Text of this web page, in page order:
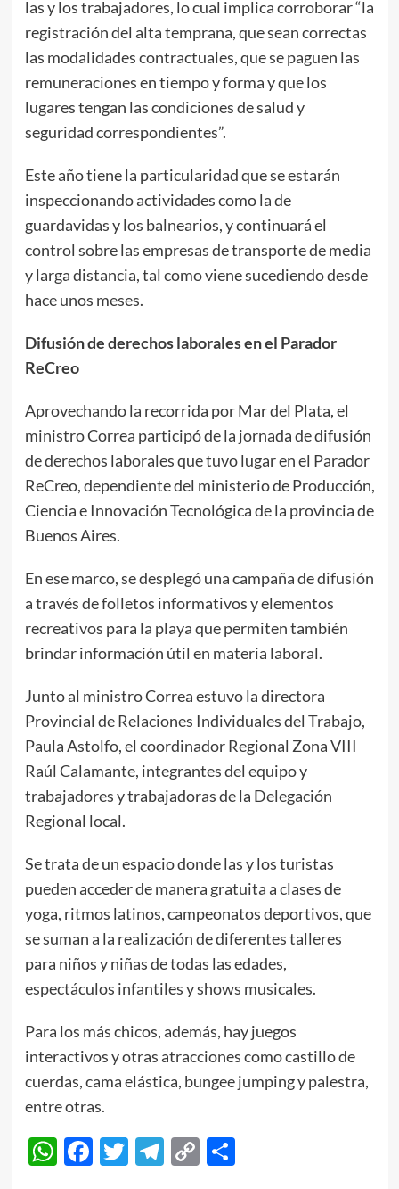
las y los trabajadores, lo cual implica corroborar “la
registración del alta temprana, que sean correctas
las modalidades contractuales, que se paguen las
remuneraciones en tiempo y forma y que los
lugares tengan las condiciones de salud y
seguridad correspondientes”.
Este año tiene la particularidad que se estarán
inspeccionando actividades como la de
guardavidas y los balnearios, y continuará el
control sobre las empresas de transporte de media
y larga distancia, tal como viene sucediendo desde
hace unos meses.
Difusión de derechos laborales en el Parador
ReCreo
Aprovechando la recorrida por Mar del Plata, el
ministro Correa participó de la jornada de difusión
de derechos laborales que tuvo lugar en el Parador
ReCreo, dependiente del ministerio de Producción,
Ciencia e Innovación Tecnológica de la provincia de
Buenos Aires.
En ese marco, se desplegó una campaña de difusión
a través de folletos informativos y elementos
recreativos para la playa que permiten también
brindar información útil en materia laboral.
Junto al ministro Correa estuvo la directora
Provincial de Relaciones Individuales del Trabajo,
Paula Astolfo, el coordinador Regional Zona VIII
Raúl Calamante, integrantes del equipo y
trabajadores y trabajadoras de la Delegación
Regional local.
Se trata de un espacio donde las y los turistas
pueden acceder de manera gratuita a clases de
yoga, ritmos latinos, campeonatos deportivos, que
se suman a la realización de diferentes talleres
para niños y niñas de todas las edades,
espectáculos infantiles y shows musicales.
Para los más chicos, además, hay juegos
interactivos y otras atracciones como castillo de
cuerdas, cama elástica, bungee jumping y palestra,
entre otras.
WhatsApp
Facebook
Twitter
Telegram
CopyCompartir